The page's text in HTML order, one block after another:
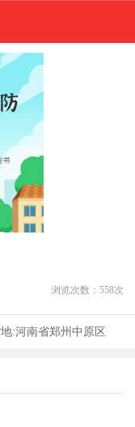
浏览次数： 558次
:河南省郑州中原区